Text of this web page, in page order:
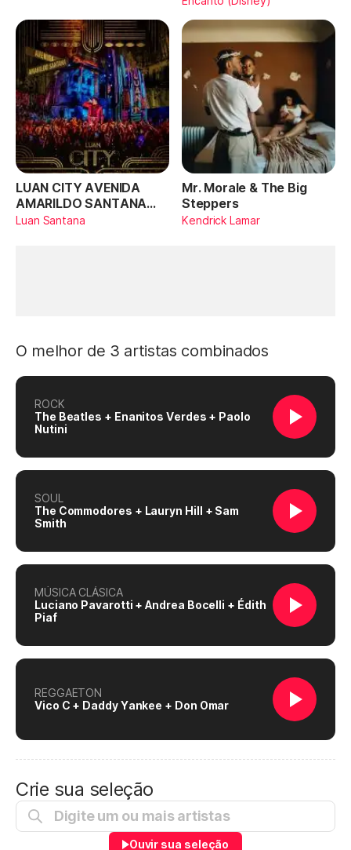
LUAN CITY AVENIDA
AMARILDO SANTANA
(Ao Vivo)
Luan Santana
Mr. Morale & The Big
Steppers
Kendrick Lamar
O melhor de 3 artistas combinados
ROCK
The Beatles + Enanitos Verdes + Paolo
Nutini
SOUL
The Commodores + Lauryn Hill + Sam
Smith
MÚSICA CLÁSICA
Luciano Pavarotti + Andrea Bocelli + Édith
Piaf
REGGAETON
Vico C + Daddy Yankee + Don Omar
Crie sua seleção
Ouvir sua seleção